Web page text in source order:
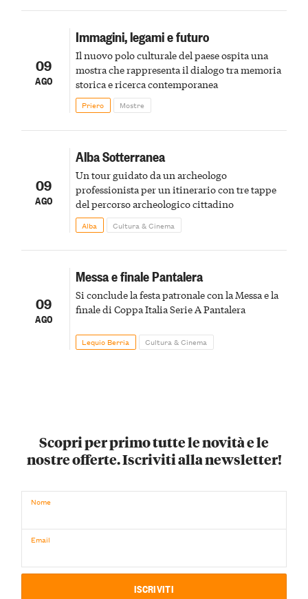
09
AGO
Immagini, legami e futuro
Il nuovo polo culturale del paese ospita una
mostra che rappresenta il dialogo tra memoria
storica e ricerca contemporanea
Priero Mostre
09
AGO
Alba Sotterranea
Un tour guidato da un archeologo
professionista per un itinerario con tre tappe
del percorso archeologico cittadino
Alba Cultura & Cinema
09
AGO
Messa e finale Pantalera
Si conclude la festa patronale con la Messa e la
finale di Coppa Italia Serie A Pantalera
Lequio Berria Cultura & Cinema
Scopri per primo tutte le novità e le
nostre offerte. Iscriviti alla newsletter!
Nome
Email